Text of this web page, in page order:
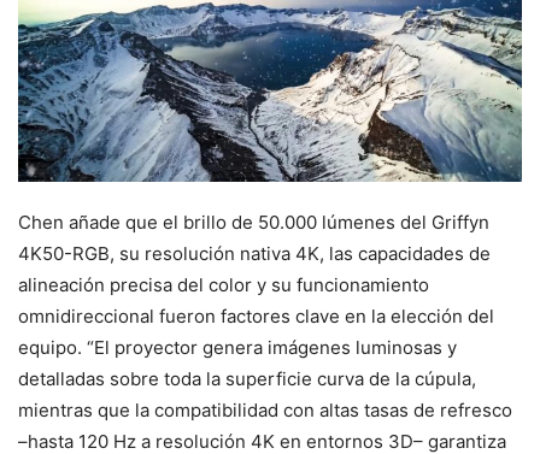
Chen añade que el brillo de 50.000 lúmenes del Griffyn
4K50-RGB, su resolución nativa 4K, las capacidades de
alineación precisa del color y su funcionamiento
omnidireccional fueron factores clave en la elección del
equipo. “El proyector genera imágenes luminosas y
detalladas sobre toda la superficie curva de la cúpula,
mientras que la compatibilidad con altas tasas de refresco
–hasta 120 Hz a resolución 4K en entornos 3D– garantiza